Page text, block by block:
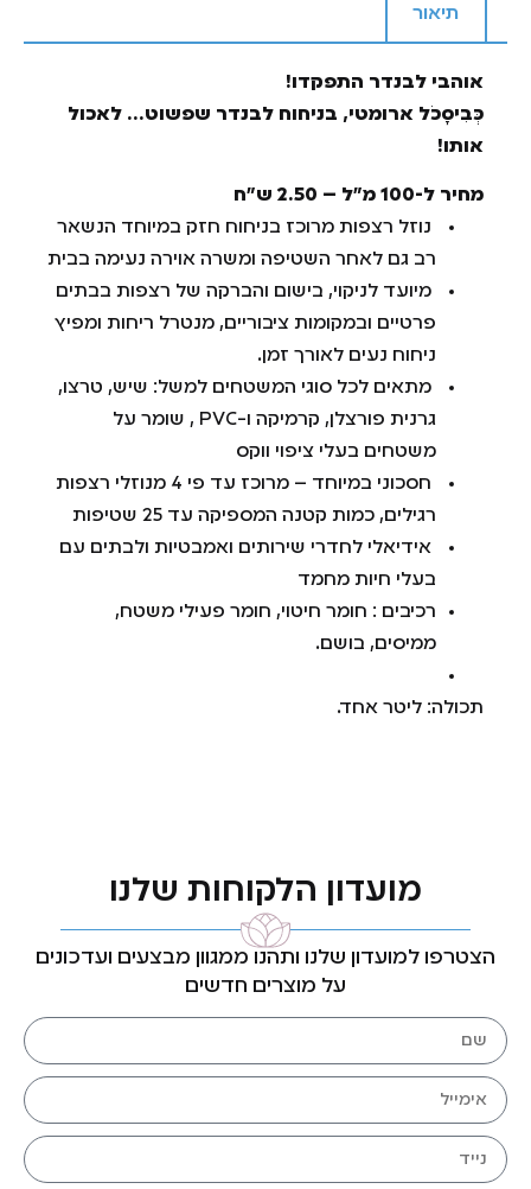
תיאור
אוהבי לבנדר התפקדו!
כְּבִיסָכֹל ארומטי, בניחוח לבנדר שפשוט… לאכול
אותו!
מחיר ל-100 מ”ל – 2.50 ש”ח
נוזל רצפות מרוכז בניחוח חזק במיוחד הנשאר
רב גם לאחר השטיפה ומשרה אוירה נעימה בבית
מיועד לניקוי, בישום והברקה של רצפות בבתים
פרטיים ובמקומות ציבוריים, מנטרל ריחות ומפיץ
ניחוח נעים לאורך זמן.
מתאים לכל סוגי המשטחים למשל: שיש, טרצו,
גרנית פורצלן, קרמיקה ו-PVC , שומר על
משטחים בעלי ציפוי ווקס
חסכוני במיוחד – מרוכז עד פי 4 מנוזלי רצפות
רגילים, כמות קטנה המספיקה עד 25 שטיפות
אידיאלי לחדרי שירותים ואמבטיות ולבתים עם
בעלי חיות מחמד
רכיבים : חומר חיטוי, חומר פעילי משטח,
ממיסים, בושם.
תכולה: ליטר אחד.
מועדון הלקוחות שלנו
הצטרפו למועדון שלנו ותהנו ממגוון מבצעים ועדכונים
על מוצרים חדשים